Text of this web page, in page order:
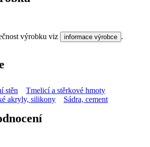
výrobku viz informace výrobce .
stěn
Tmelicí a stěrkové hmoty
akryly, silikony Sádra, cement